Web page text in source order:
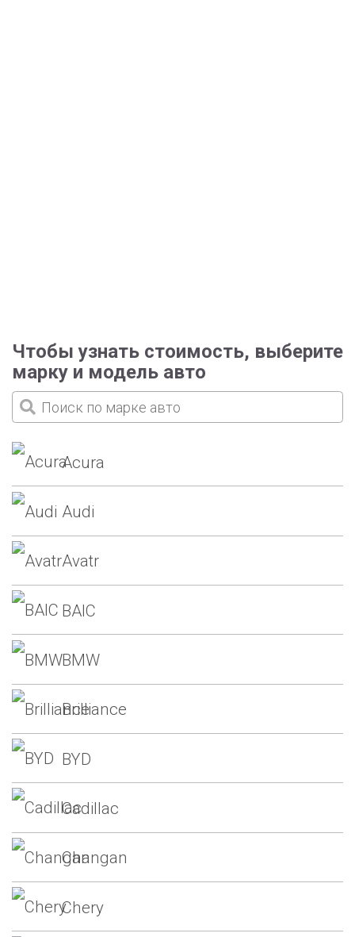
Чтобы узнать стоимость, выберите
марку и модель авто
Acura
Audi
Avatr
BAIC
BMW
Brilliance
BYD
Cadillac
Changan
Chery